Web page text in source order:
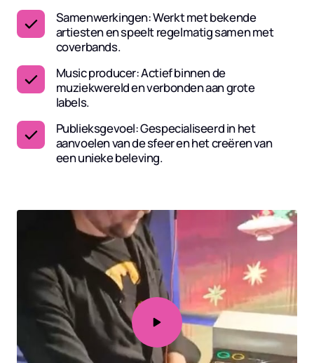
Samenwerkingen: Werkt met bekende
artiesten en speelt regelmatig samen met
coverbands.
Music producer: Actief binnen de
muziekwereld en verbonden aan grote
labels.
Publieksgevoel: Gespecialiseerd in het
aanvoelen van de sfeer en het creëren van
een unieke beleving.